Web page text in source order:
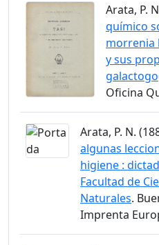
Arata, P.
químico
morrenia
y sus
Oficina
Arata, P. N.
algunas
higiene :
Facultad de
Naturales.
Imprenta